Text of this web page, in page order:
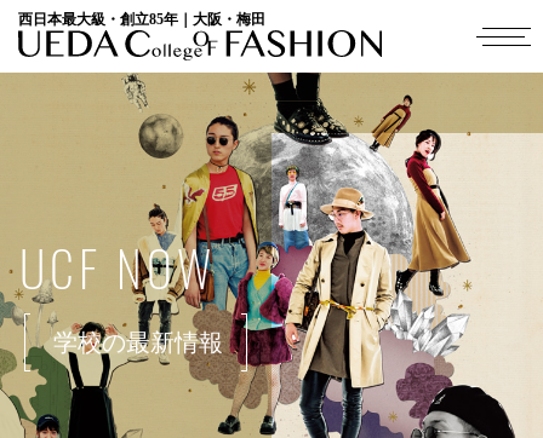
西日本最大級・創立85年｜大阪・梅田
UCF NOW
学校の最新情報